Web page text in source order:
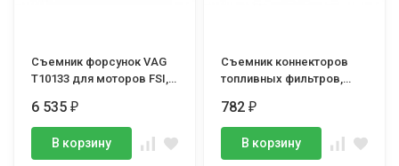
Съемник форсунок VAG
T10133 для моторов FSI,
6 535₽
В корзину
Съемник коннекторов
топливных фильтров,
782₽
В корзину